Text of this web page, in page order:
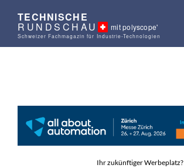
TECHNISCHE
RUNDSCHAU mit polyscope'
Schweizer Fachmagazin für Industrie-Technologien
Ihr zukünftiger Werbeplatz?